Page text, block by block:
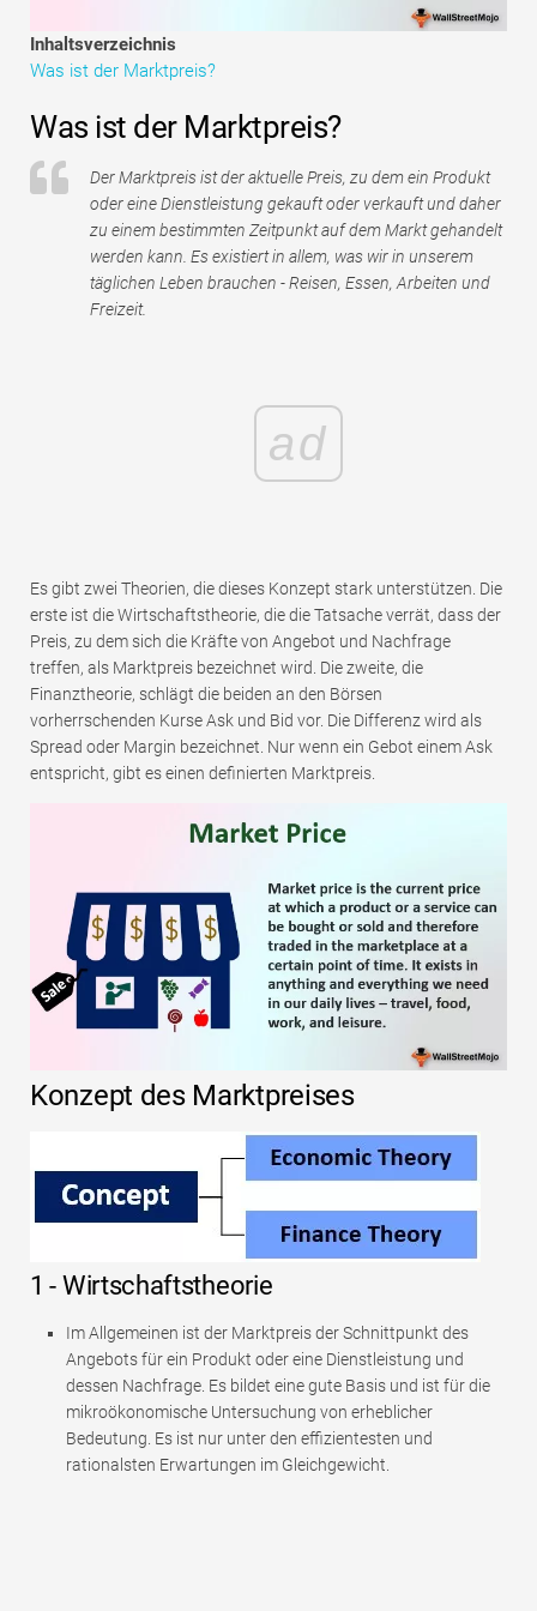
Vollständige Form
Risikomanagement-Tutorials
Inhaltsverzeichnis
Was ist der Marktpreis?
Was ist der Marktpreis?
Der Marktpreis ist der aktuelle Preis, zu dem ein Produkt
oder eine Dienstleistung gekauft oder verkauft und daher
zu einem bestimmten Zeitpunkt auf dem Markt gehandelt
werden kann. Es existiert in allem, was wir in unserem
täglichen Leben brauchen - Reisen, Essen, Arbeiten und
Freizeit.
ad
Es gibt zwei Theorien, die dieses Konzept stark unterstützen. Die
erste ist die Wirtschaftstheorie, die die Tatsache verrät, dass der
Preis, zu dem sich die Kräfte von Angebot und Nachfrage
treffen, als Marktpreis bezeichnet wird. Die zweite, die
Finanztheorie, schlägt die beiden an den Börsen
vorherrschenden Kurse Ask und Bid vor. Die Differenz wird als
Spread oder Margin bezeichnet. Nur wenn ein Gebot einem Ask
entspricht, gibt es einen definierten Marktpreis.
Konzept des Marktpreises
1 - Wirtschaftstheorie
Im Allgemeinen ist der Marktpreis der Schnittpunkt des
Angebots für ein Produkt oder eine Dienstleistung und
dessen Nachfrage. Es bildet eine gute Basis und ist für die
mikroökonomische Untersuchung von erheblicher
Bedeutung. Es ist nur unter den effizientesten und
rationalsten Erwartungen im Gleichgewicht.